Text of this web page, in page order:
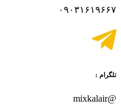
۰۹۰۳۱۶۱۹۶۶۷
تلگرام :
@mixkalair